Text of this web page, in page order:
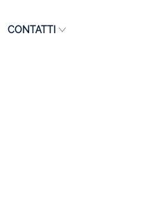
CONTATTI